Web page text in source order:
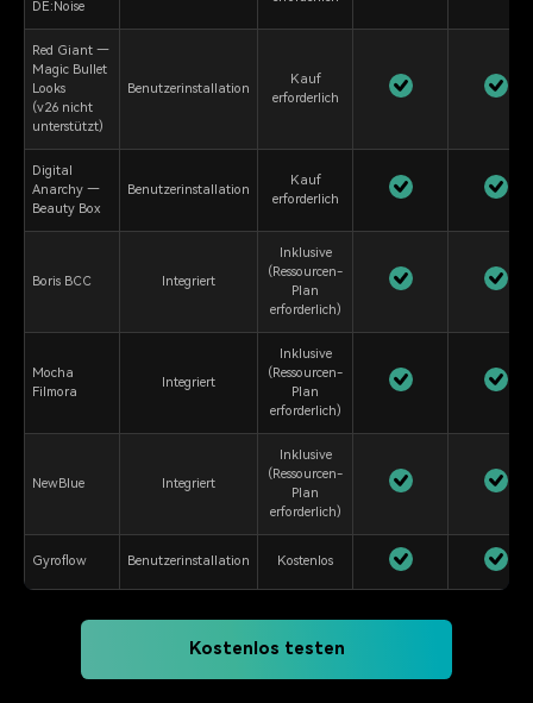
DE:Noise
Red Giant —
Magic Bullet
Looks
(v26 nicht
unterstützt)
Benutzerinstallation
Kauf
erforderlich
Digital
Anarchy —
Beauty Box
Benutzerinstallation
Kauf
erforderlich
Boris BCC Integriert
Inklusive
(Ressourcen-
Plan
erforderlich)
Mocha
Filmora
Integriert
Inklusive
(Ressourcen-
Plan
erforderlich)
NewBlue Integriert
Inklusive
(Ressourcen-
Plan
erforderlich)
Gyroflow Benutzerinstallation Kostenlos
Kostenlos testen